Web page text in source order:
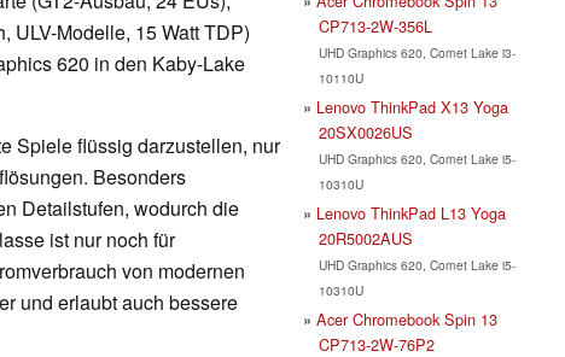
ULV-Modelle, 15 Watt TDP)
620 in den Kaby-Lake
Spiele flüssig darzustellen, nur
Besonders
Detailstufen, wodurch die
ist nur noch für
von modernen
und erlaubt auch bessere
CP713-2W-356L
UHD Graphics 620, Comet Lake i3-
10110U
Lenovo ThinkPad X13 Yoga
20SX0026US
UHD Graphics 620, Comet Lake i5-
10310U
Lenovo ThinkPad L13 Yoga
20R5002AUS
UHD Graphics 620, Comet Lake i5-
10310U
Acer Chromebook Spin 13
CP713-2W-76P2